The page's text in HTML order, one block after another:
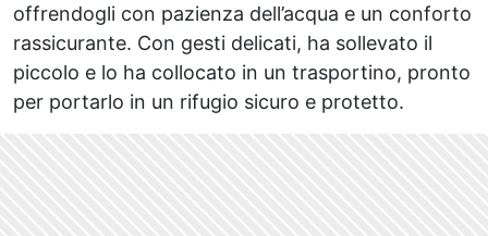
offrendogli con pazienza dell’acqua e un conforto
rassicurante. Con gesti delicati, ha sollevato il
piccolo e lo ha collocato in un trasportino, pronto
per portarlo in un rifugio sicuro e protetto.